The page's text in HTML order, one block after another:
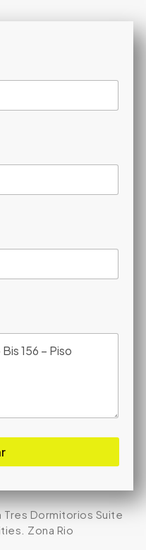
Tres Dormitorios Suite
Zona Rio